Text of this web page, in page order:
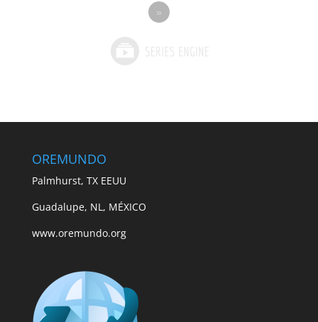
»
OREMUNDO
Palmhurst, TX EEUU
Guadalupe, NL, MÉXICO
www.oremundo.org